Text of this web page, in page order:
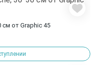
см от Graphic 45